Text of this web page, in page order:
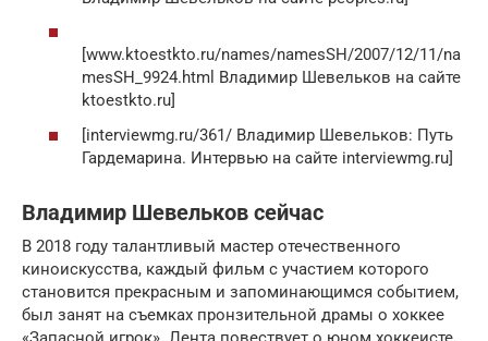
[www.ktoestkto.ru/names/namesSH/2007/12/11/na
mesSH_9924.html Владимир Шевельков на сайте
ktoestkto.ru]
[interviewmg.ru/361/ Владимир Шевельков: Путь
Гардемарина. Интервью на сайте interviewmg.ru]
Владимир Шевельков сейчас
В 2018 году талантливый мастер отечественного
киноискусства, каждый фильм с участием которого
становится прекрасным и запоминающимся событием,
был занят на съемках пронзительной драмы о хоккее